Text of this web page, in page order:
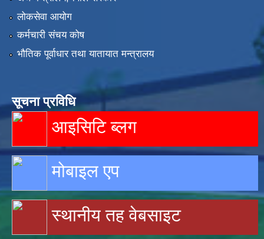
लोकसेवा आयोग
कर्मचारी संचय कोष
भौतिक पूर्वाधार तथा यातायात मन्त्रालय
सूचना प्रविधि
आइसिटि ब्लग
मोबाइल एप
स्थानीय तह वेबसाइट